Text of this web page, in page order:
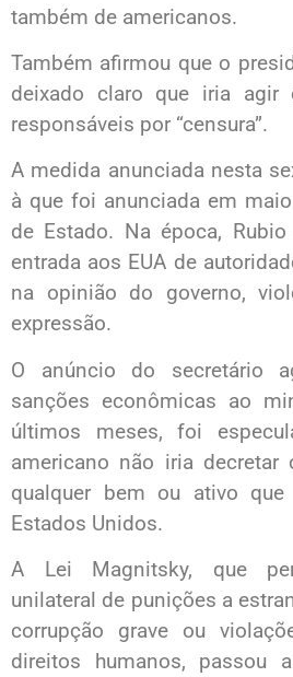
também de americanos.
Também afirmou que o
deixado claro que iria agir
responsáveis por “censura”.
A medida anunciada nesta
à que foi anunciada em
de Estado. Na época,
entrada aos EUA de
na opinião do governo,
expressão.
O anúncio do secretário
sanções econômicas ao
últimos meses, foi
americano não iria decretar
qualquer bem ou ativo
Estados Unidos.
A Lei Magnitsky, que
unilateral de punições a
corrupção grave ou
direitos humanos, passou